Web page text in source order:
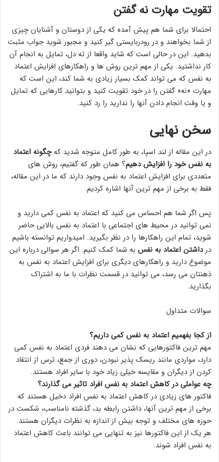
تقویت مهارت نه گفتن
احتمالا برای شما هم پیش آمده که یکی از دوستان و آشنایان چیزی
از شما بخواهند و در رودربایستی گیر کنید و مجبور شوید جواب مثبت
بدهید. این در حالی است که شاید واقعا از ته دل، تمایل به انجام آن
کار نداشتید. یکی از مهم ترین روش ها و راهکارهای افزایش اعتماد
به نفس که می تواند کمک بسیار زیادی به شما کند، این است که
مهارت «نه» گفتن را در خود تقویت کنید و بتوانید کارهایی که تمایل
و یا وقت انجام دادن آنها را ندارید را رد کنید.
سخن نهایی
در این مقاله از لند اسپا، به طور کامل متوجه شدید کهچگونه اعتماد
به نفس خود را افزایش دهیم؟ همان طور که گفتیم، روش های
متعددی برای افزایش اعتماد به نفس وجود دارند که ما در این مقاله،
فقط به برخی از مهم ترین آنها اشاره کردیم.
پس اگر شما هم احساس می کنید که اعتماد به نفس کمی دارید و
نمی توانید در محیط های اجتماعی با اعتماد به نفس بالایی حاضر
شوید، تمام این راهکارها را در نظر بگیرید. امیدواریم توانسته باشیم
درداشتن اعتماد به نفس به شما کمک کنیم. اگر هر سوالی درباره این
موضوع دارید و راهکارهای دیگری برای افزایش اعتماد به نفس به
ذهنتان می رسد، می توانید در قسمت نظرات با ما به اشتراک
بگذارید.
سوالات متداول
از کجا بفهمیم اعتماد به نفس کمی داریم؟
مهم ترین فاکتورهایی که نشان می دهند فردی اعتماد به نفس کمی
دارد، مواردی مانند ریسک پذیر نبودن، دوری از جمع، ترس از انتقاد
کردن از دیگران و مقایسه خیلی زیاد خود با سایر افراد هستند.
چه عواملی در کاهش اعتماد به نفس افراد تاثیر می گذارند؟
فاکتور های زیادی در کاهش اعتماد به نفس افراد دخیل هستند که
برخی از مهم ترین آنها، داشتن رابطه بد، گذشته نامناسب، شکست در
حوزه های مختلف و توجه بیش از اندازه به نظرات دیگران هستند.
هر یک از این فاکتورها نیز به تنهایی می توانند باعث کاهش اعتماد
به نفس افراد شوند.